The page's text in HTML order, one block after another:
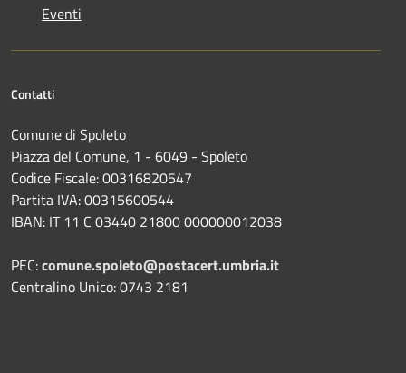
Eventi
Contatti
Comune di Spoleto
Piazza del Comune, 1 - 6049 - Spoleto
Codice Fiscale: 00316820547
Partita IVA: 00315600544
IBAN: IT 11 C 03440 21800 000000012038
PEC:comune.spoleto@postacert.umbria.it
Centralino Unico: 0743 2181